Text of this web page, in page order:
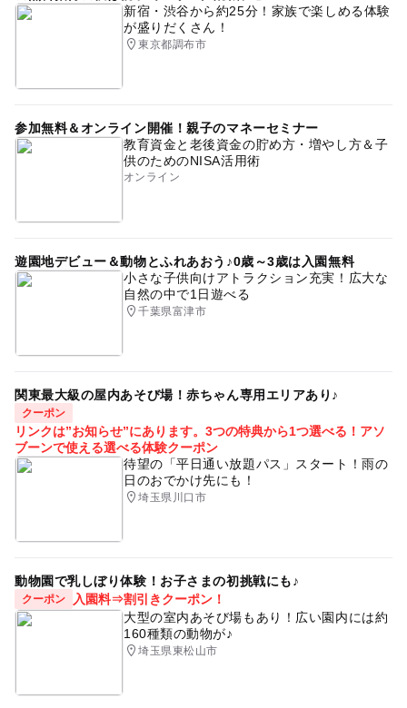
新宿・渋谷から約25分！家族で楽しめる体験
が盛りだくさん！
東京都調布市
参加無料＆オンライン開催！親子のマネーセミナー
教育資金と老後資金の貯め方・増やし方＆子
供のためのNISA活用術
オンライン
遊園地デビュー＆動物とふれあおう♪0歳～3歳は入園無料
小さな子供向けアトラクション充実！広大な
自然の中で1日遊べる
千葉県富津市
関東最大級の屋内あそび場！赤ちゃん専用エリアあり♪
クーポン
リンクは”お知らせ”にあります。3つの特典から1つ選べる！アソ
ブーンで使える選べる体験クーポン
待望の「平日通い放題パス」スタート！雨の
日のおでかけ先にも！
埼玉県川口市
動物園で乳しぼり体験！お子さまの初挑戦にも♪
クーポン
入園料⇒割引きクーポン！
大型の室内あそび場もあり！広い園内には約
160種類の動物が♪
埼玉県東松山市